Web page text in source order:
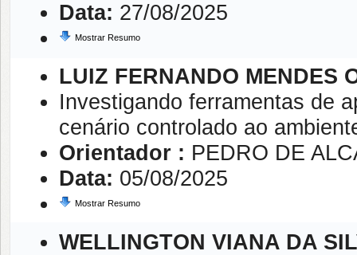
Data: 27/08/2025
Mostrar Resumo
LUIZ FERNANDO MENDES
Investigando ferramentas de
cenário controlado ao
Orientador : PEDRO DE
Data: 05/08/2025
Mostrar Resumo
WELLINGTON VIANA DA